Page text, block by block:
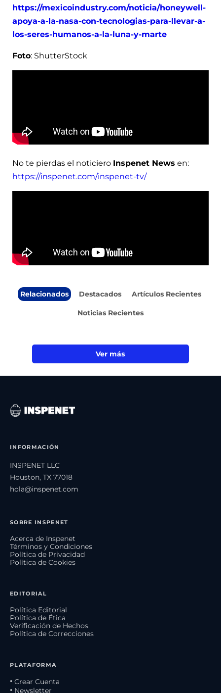
https://mexicoindustry.com/noticia/honeywell-
apoya-a-la-nasa-con-tecnologias-para-llevar-a-
los-seres-humanos-a-la-luna-y-marte
Foto: ShutterStock
No te pierdas el noticiero Inspenet News en:
https://inspenet.com/inspenet-tv/
Relacionados Destacados Artículos Recientes
Noticias Recientes
Ver más
INFORMACIÓN
INSPENET LLC
Houston, TX 77018
hola@inspenet.com
SOBRE INSPENET
Acerca de Inspenet
Términos y Condiciones
Política de Privacidad
Política de Cookies
EDITORIAL
Política Editorial
Política de Ética
Verificación de Hechos
Política de Correcciones
PLATAFORMA
• Crear Cuenta
• Newsletter